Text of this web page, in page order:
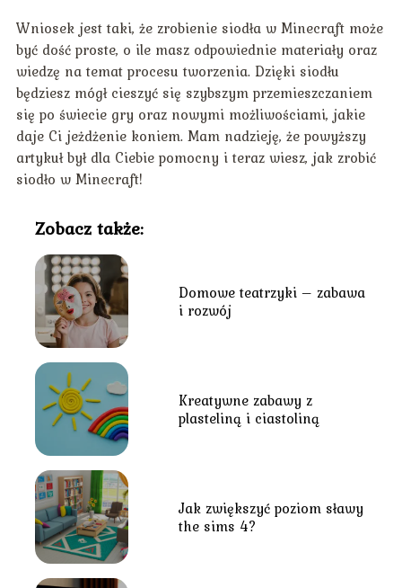
Wniosek jest taki, że zrobienie siodła w Minecraft może
być dość proste, o ile masz odpowiednie materiały oraz
wiedzę na temat procesu tworzenia. Dzięki siodłu
będziesz mógł cieszyć się szybszym przemieszczaniem
się po świecie gry oraz nowymi możliwościami, jakie
daje Ci jeżdżenie koniem. Mam nadzieję, że powyższy
artykuł był dla Ciebie pomocny i teraz wiesz, jak zrobić
siodło w Minecraft!
Zobacz także:
Domowe teatrzyki – zabawa
i rozwój
Kreatywne zabawy z
plasteliną i ciastoliną
Jak zwiększyć poziom sławy
the sims 4?